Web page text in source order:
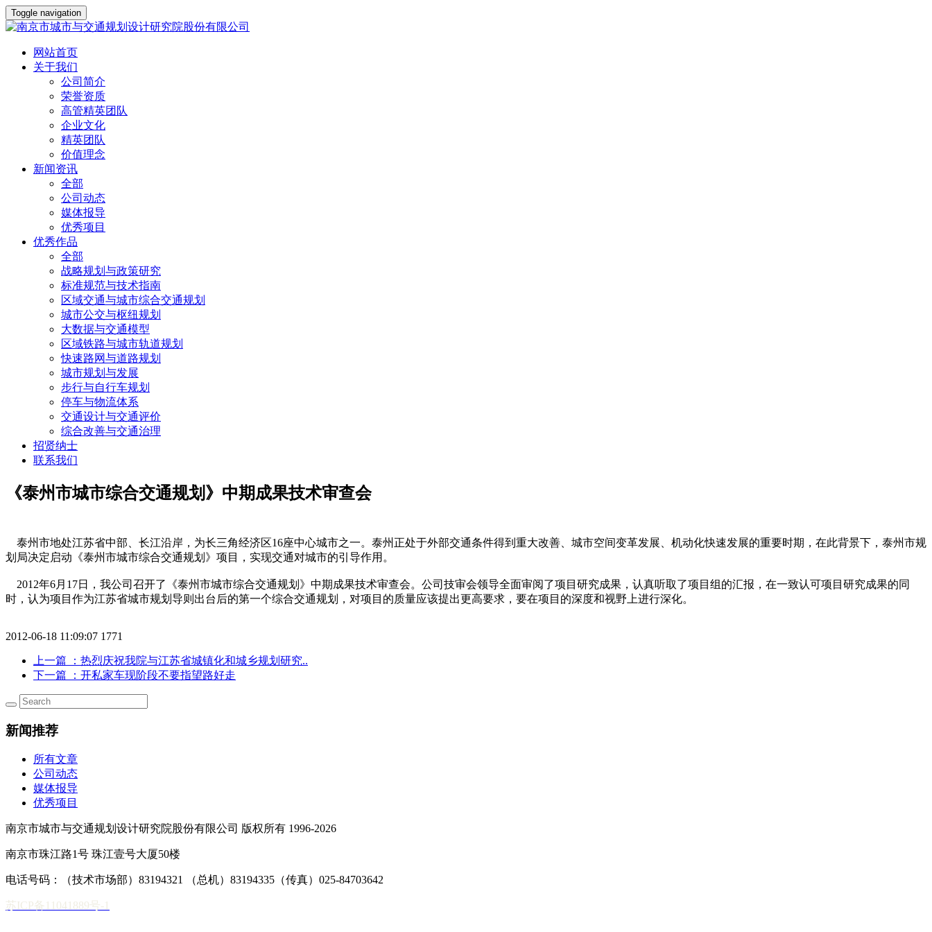
Toggle navigation
网站首页
关于我们
公司简介
荣誉资质
高管精英团队
企业文化
精英团队
价值理念
新闻资讯
全部
公司动态
媒体报导
优秀项目
优秀作品
全部
战略规划与政策研究
标准规范与技术指南
区域交通与城市综合交通规划
城市公交与枢纽规划
大数据与交通模型
区域铁路与城市轨道规划
快速路网与道路规划
城市规划与发展
步行与自行车规划
停车与物流体系
交通设计与交通评价
综合改善与交通治理
招贤纳士
联系我们
《泰州市城市综合交通规划》中期成果技术审查会
泰州市地处江苏省中部、长江沿岸，为长三角经济区16座中心城市之一。泰州正处于外部交通条件得到重大改善、城市空间变革发展、机动化快速发展的重要时期，在此背景下，泰州市规
划局决定启动《泰州市城市综合交通规划》项目，实现交通对城市的引导作用。
2012年6月17日，我公司召开了《泰州市城市综合交通规划》中期成果技术审查会。公司技审会领导全面审阅了项目研究成果，认真听取了项目组的汇报，在一致认可项目研究成果的同
时，认为项目作为江苏省城市规划导则出台后的第一个综合交通规划，对项目的质量应该提出更高要求，要在项目的深度和视野上进行深化。
2012-06-18 11:09:07 1771
上一篇
：热烈庆祝我院与江苏省城镇化和城乡规划研究..
下一篇
：开私家车现阶段不要指望路好走
新闻推荐
所有文章
公司动态
媒体报导
优秀项目
南京市城市与交通规划设计研究院股份有限公司 版权所有 1996-2026
南京市珠江路1号 珠江壹号大厦50楼
电话号码：（技术市场部）83194321 （总机）83194335（传真）025-84703642
苏ICP备11041889号-1